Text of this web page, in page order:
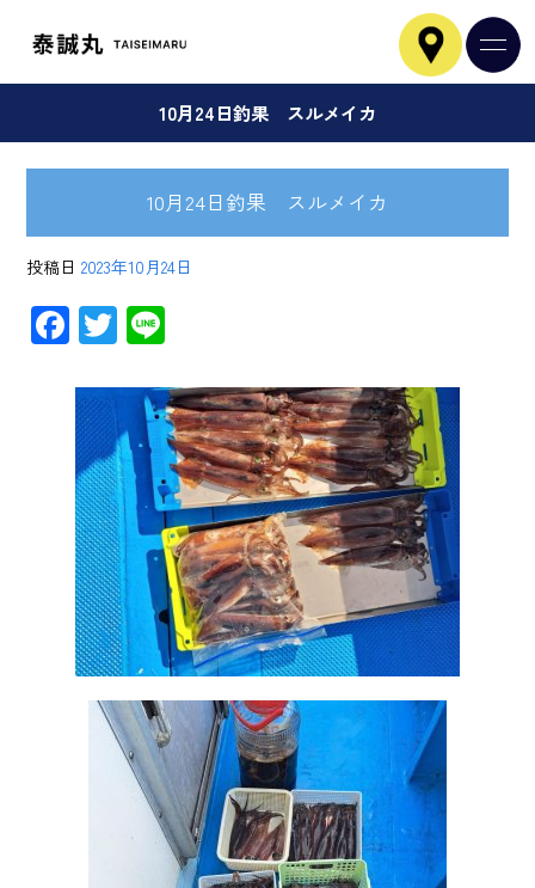
10月24日釣果 スルメイカ
10月24日釣果 スルメイカ
投稿日 2023年10月24日
F
e
b
o
ok
T
tt
er